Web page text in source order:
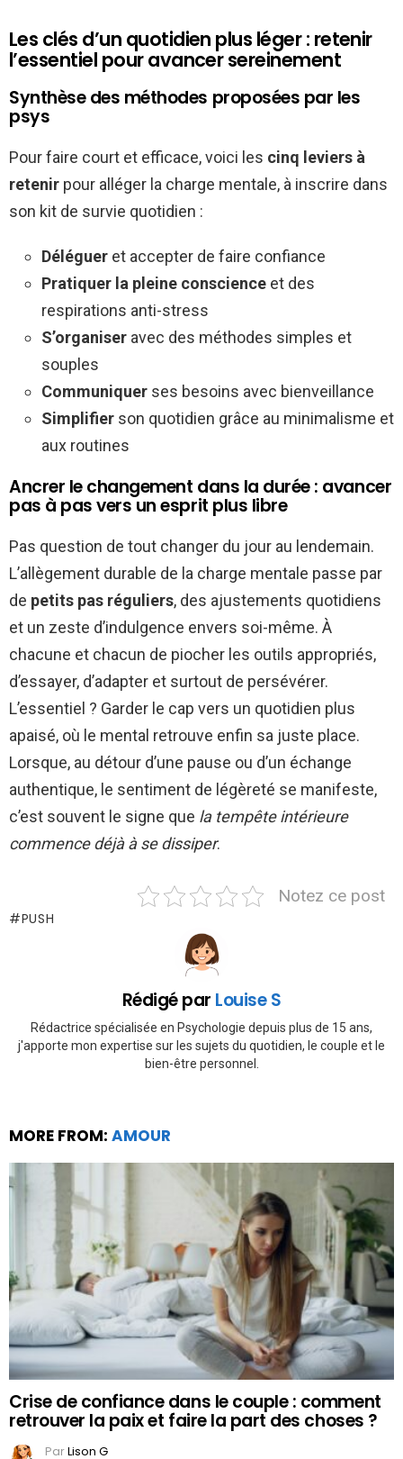
Les clés d’un quotidien plus léger : retenir
l’essentiel pour avancer sereinement
Synthèse des méthodes proposées par les
psys
Pour faire court et efficace, voici les cinq leviers à
retenir pour alléger la charge mentale, à inscrire dans
son kit de survie quotidien :
Déléguer et accepter de faire confiance
Pratiquer la pleine conscience et des
respirations anti-stress
S’organiser avec des méthodes simples et
souples
Communiquer ses besoins avec bienveillance
Simplifier son quotidien grâce au minimalisme et
aux routines
Ancrer le changement dans la durée : avancer
pas à pas vers un esprit plus libre
Pas question de tout changer du jour au lendemain.
L’allègement durable de la charge mentale passe par
de petits pas réguliers, des ajustements quotidiens
et un zeste d’indulgence envers soi-même. À
chacune et chacun de piocher les outils appropriés,
d’essayer, d’adapter et surtout de persévérer.
L’essentiel ? Garder le cap vers un quotidien plus
apaisé, où le mental retrouve enfin sa juste place.
Lorsque, au détour d’une pause ou d’un échange
authentique, le sentiment de légèreté se manifeste,
c’est souvent le signe que la tempête intérieure
commence déjà à se dissiper.
Notez ce post
PUSH
Rédigé par Louise S
Rédactrice spécialisée en Psychologie depuis plus de 15 ans,
j'apporte mon expertise sur les sujets du quotidien, le couple et le
bien-être personnel.
MORE FROM: AMOUR
Crise de confiance dans le couple : comment
retrouver la paix et faire la part des choses ?
ParLison G